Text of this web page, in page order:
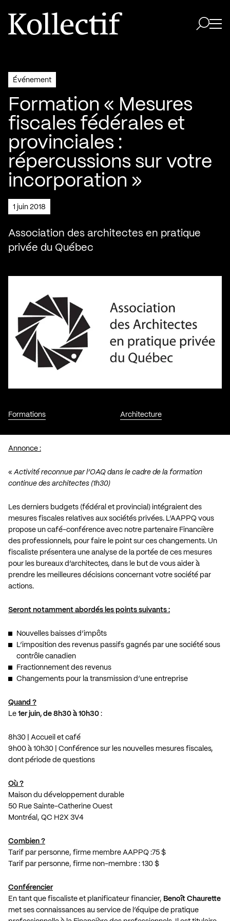
Aller à la page d'accueil
Logo Kollectif
Événement
Formation « Mesures
fiscales fédérales et
provinciales :
répercussions sur votre
incorporation »
1 juin 2018
Association des architectes en pratique
privée du Québec
Formations Architecture
Annonce :
« Activité reconnue par l’OAQ dans le cadre de la formation
continue des architectes (1h30)
Les derniers budgets (fédéral et provincial) intégraient des
mesures fiscales relatives aux sociétés privées. L’AAPPQ vous
propose un café-conférence avec notre partenaire Financière
des professionnels, pour faire le point sur ces changements. Un
fiscaliste présentera une analyse de la portée de ces mesures
pour les bureaux d’architectes, dans le but de vous aider à
prendre les meilleures décisions concernant votre société par
actions.
Seront notamment abordés les points suivants :
Nouvelles baisses d’impôts
L’imposition des revenus passifs gagnés par une société sous
contrôle canadien
Fractionnement des revenus
Changements pour la transmission d’une entreprise
Quand ?
Le 1er juin, de 8h30 à 10h30 :
8h30 | Accueil et café
9h00 à 10h30 | Conférence sur les nouvelles mesures fiscales,
dont période de questions
Où ?
Maison du développement durable
50 Rue Sainte-Catherine Ouest
Montréal, QC H2X 3V4
Combien ?
Tarif par personne, firme membre AAPPQ :75 $
Tarif par personne, firme non-membre : 130 $
Conférencier
En tant que fiscaliste et planificateur financier, Benoît Chaurette
met ses connaissances au service de l’équipe de pratique